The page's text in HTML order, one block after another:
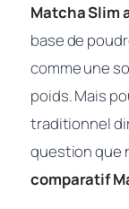
Matcha Slim
base de
comme une
poids. Mais
traditionnel
question que
comparatif